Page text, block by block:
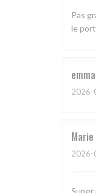
Pas
le
2026-
2026-